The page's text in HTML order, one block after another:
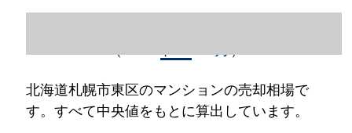
北海道札幌市東区のマンションの売却相場で
す。すべて中央値をもとに算出しています。